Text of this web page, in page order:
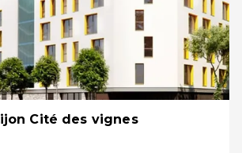
Cité des vignes